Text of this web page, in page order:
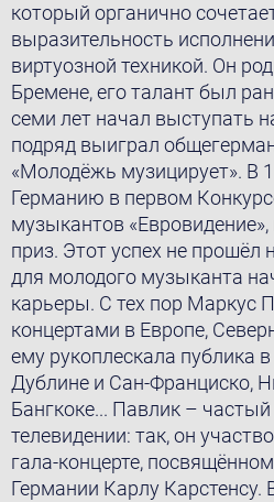
который органично
выразительность
виртуозной техникой. Он
Бремене, его талант был
семи лет начал выступать
подряд выиграл
«Молодёжь музицирует». В
Германию в первом
музыкантов
приз. Этот успех не прошёл
для молодого музыканта
карьеры. С тех пор Маркус
концертами в Европе,
ему рукоплескала публика
Дублине и Сан-Франциско,
Бангкоке... Павлик –
телевидении: так, он
гала-концерте,
Германии Карлу Карстенсу.